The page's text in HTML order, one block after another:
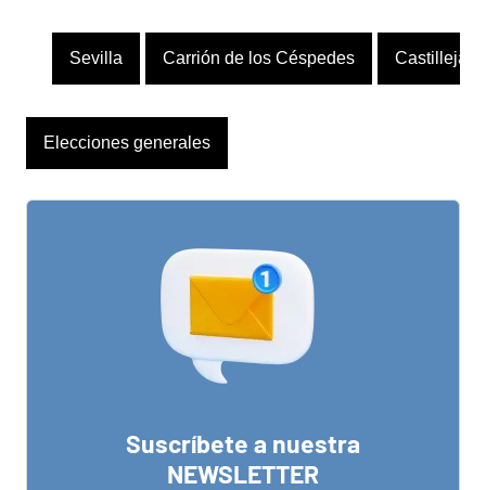
Sevilla Carrión de los Céspedes Castilleja
Elecciones generales
Suscríbete a nuestra
NEWSLETTER